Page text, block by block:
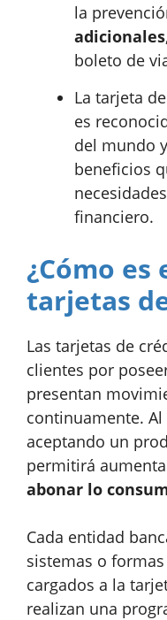
la
adicionales
boleto de
La tarjeta
es
del mundo
beneficios
financiero.
¿Cómo es
tarjetas
Las tarjetas de
clientes por
presentan
continuamente.
aceptando un
permitirá
abonar lo
Cada entidad
sistemas o
cargados a la
realizan una